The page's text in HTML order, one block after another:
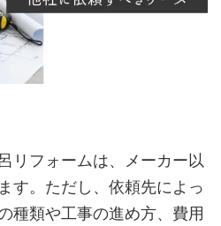
リフォームは、メーカー以
す。ただし、依頼先によっ
種類や工事の進め方、費用